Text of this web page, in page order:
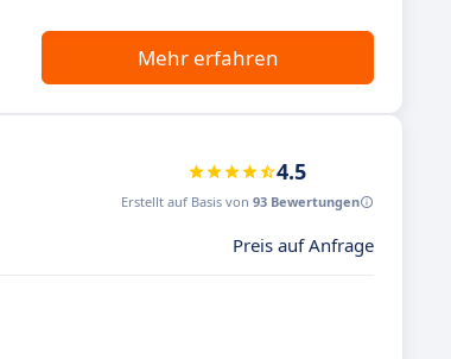
Mehr erfahren
4.5
Erstellt auf Basis von 93 Bewertungen
Preis auf Anfrage